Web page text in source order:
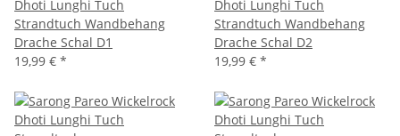
Dhoti Lunghi Tuch
Strandtuch Wandbehang
Drache Schal D1
19,99 € *
Dhoti Lunghi Tuch
Strandtuch Wandbehang
Drache Schal D2
19,99 € *